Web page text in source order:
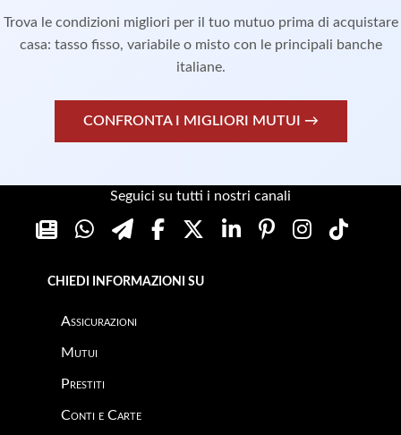
Trova le condizioni migliori per il tuo mutuo prima di acquistare
casa: tasso fisso, variabile o misto con le principali banche
italiane.
CONFRONTA I MIGLIORI MUTUI →
Seguici su tutti i nostri canali
CHIEDI INFORMAZIONI SU
Assicurazioni
Mutui
Prestiti
Conti e Carte